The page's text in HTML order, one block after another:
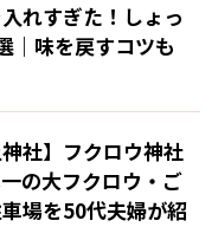
れすぎた！しょっ
｜味を戻すコツも
神社】フクロウ神社
の大フクロウ・ご
場を50代夫婦が紹